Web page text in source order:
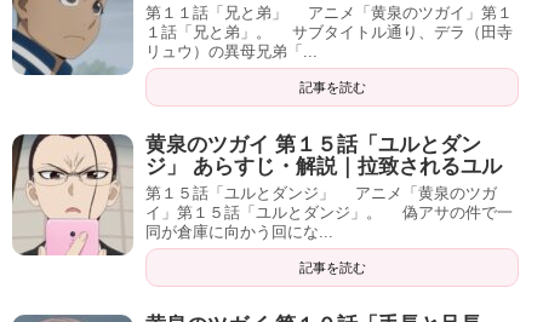
第１１話「兄と弟」 アニメ「黄泉のツガイ」第１
１話「兄と弟」。 サブタイトル通り、デラ（田寺
リュウ）の異母兄弟「...
記事を読む
黄泉のツガイ 第１５話「ユルとダン
ジ」 あらすじ・解説｜拉致されるユル
第１５話「ユルとダンジ」 アニメ「黄泉のツガ
イ」第１５話「ユルとダンジ」。 偽アサの件で一
同が倉庫に向かう回にな...
記事を読む